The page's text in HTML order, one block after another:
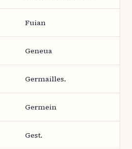
Fuian
Geneua
Germailles.
Germein
Gest.